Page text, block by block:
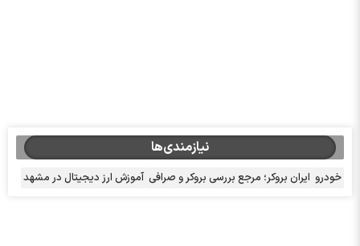
نیازمندی‌ها
خودرو ایران بروکر؛ مرجع بررسی بروکر و صرافی آموزش ارز دیجیتال در مشهد